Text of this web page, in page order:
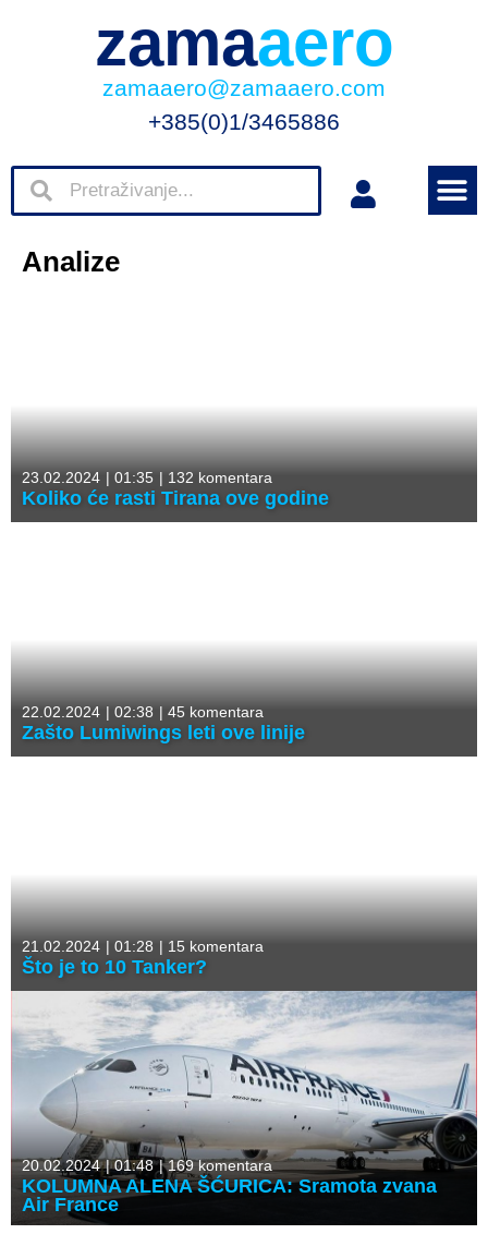
zamaaero
zamaaero@zamaaero.com
+385(0)1/3465886
Analize
23.02.2024 | 01:35 | 132 komentara
Koliko će rasti Tirana ove godine
22.02.2024 | 02:38 | 45 komentara
Zašto Lumiwings leti ove linije
21.02.2024 | 01:28 | 15 komentara
Što je to 10 Tanker?
20.02.2024 |01:48 |169 komentara
KOLUMNA ALENA ŠĆURICA: Sramota zvana
Air France